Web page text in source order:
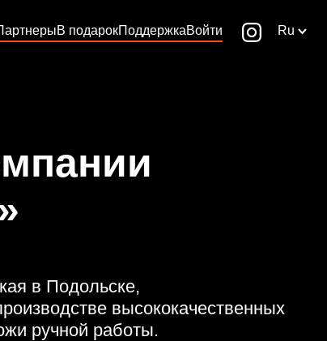
В подарокПоддержкаВойти Ru
в Подольске,
высококачественных
ручной работы.